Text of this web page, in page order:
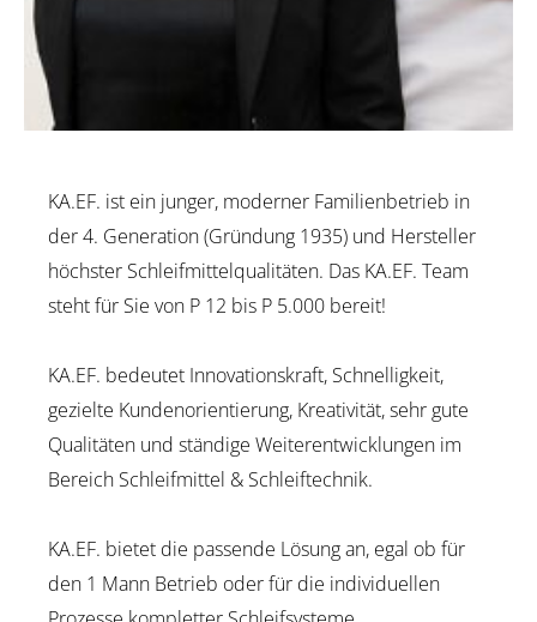
KA.EF. ist ein junger, moderner Familienbetrieb in
der 4. Generation (Gründung 1935) und Hersteller
höchster Schleifmittelqualitäten. Das KA.EF. Team
steht für Sie von P 12 bis P 5.000 bereit!
KA.EF. bedeutet Innovationskraft, Schnelligkeit,
gezielte Kundenorientierung, Kreativität, sehr gute
Qualitäten und ständige Weiterentwicklungen im
Bereich Schleifmittel & Schleiftechnik.
KA.EF. bietet die passende Lösung an, egal ob für
den 1 Mann Betrieb oder für die individuellen